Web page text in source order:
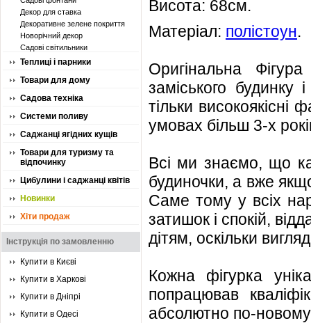
Декор для ставка
Декоративне зелене покриття
Новорічний декор
Садові світильники
Теплиці і парники
Товари для дому
Садова техніка
Системи поливу
Саджанці ягідних кущів
Товари для туризму та
відпочинку
Цибулини і саджанці квітів
Новинки
Хіти продаж
Інструкція по замовленню
Купити в Києві
Купити в Харкові
Купити в Дніпрі
Купити в Одесі
Висота: 68см.
Матеріал: полістоун.
Оригінальна
заміського будинку
тільки високоякісні
умовах більш 3-х
Всі ми знаємо, що
будиночки, а вже
Саме тому у всіх
затишок і спокій,
дітям, оскільки
Кожна фігурка
попрацював
абсолютно по-